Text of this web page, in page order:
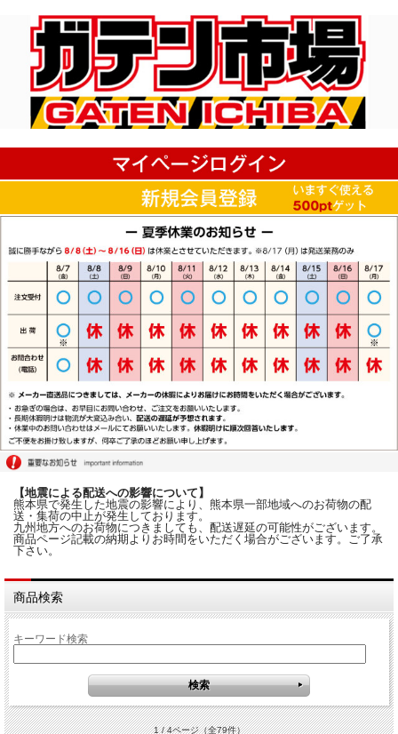
【地震による配送への影響について】
熊本県で発生した地震の影響により、熊本県一部地域へのお荷物の配
送・集荷の中止が発生しております。
九州地方へのお荷物につきましても、配送遅延の可能性がございます。
商品ページ記載の納期よりお時間をいただく場合がございます。ご了承
下さい。
商品検索
キーワード検索
1 / 4ページ（全79件）